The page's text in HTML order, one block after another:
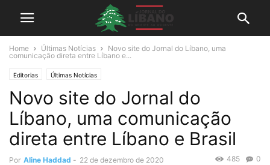
Home Últimas Notícias
Novo site do Jornal do Líbano, uma
comunicação direta entre Líbano e...
Editorias Últimas Notícias
Novo site do Jornal do
Líbano, uma comunicação
direta entre Líbano e Brasil
Por Aline Haddad - 22 de dezembro de 2020 0
485